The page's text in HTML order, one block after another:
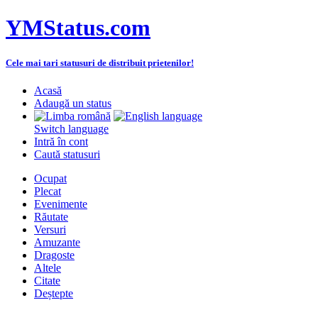
YMStatus.com
Cele mai tari statusuri de distribuit prietenilor!
Acasă
Adaugă un status
Switch language
Intră în cont
Caută statusuri
Ocupat
Plecat
Evenimente
Răutate
Versuri
Amuzante
Dragoste
Altele
Citate
Deștepte